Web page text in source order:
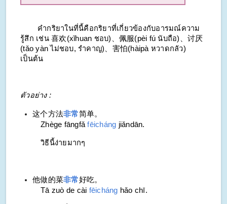
คำกริยาในที่นี้คือกริยาที่เกี่ยวข้องกับอารมณ์ความ
รู้สึก เช่น 喜欢(xǐhuan ชอบ)、佩服(pèi fú นับถือ)、讨厌
(tǎo yànไม่ชอบ, รำคาญ)、害怕(hàipàหวาดกลัว)
เป็นต้น
ตัวอย่าง :
这个方法非常简单。
Zhège fāngfǎfēicháng jiǎndān.
วิธีนี้ง่ายมากๆ
他做的菜非常好吃。
Tā zuò de cài fēicháng hǎo chī.